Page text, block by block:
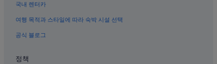
국내 렌터카
여행 목적과 스타일에 따라 숙박 시설 선택
공식 블로그
정책